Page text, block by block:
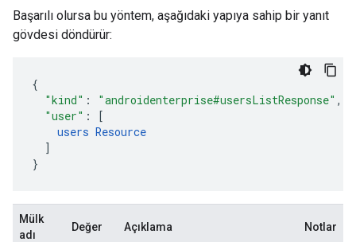
Başarılı olursa bu yöntem, aşağıdaki yapıya sahip bir yanıt
gövdesi döndürür:
"kind" : "androidenterprise#usersListResponse" ,
"user" :
[
users Resource
]
}
Mülk
adı
Değer Açıklama Notlar